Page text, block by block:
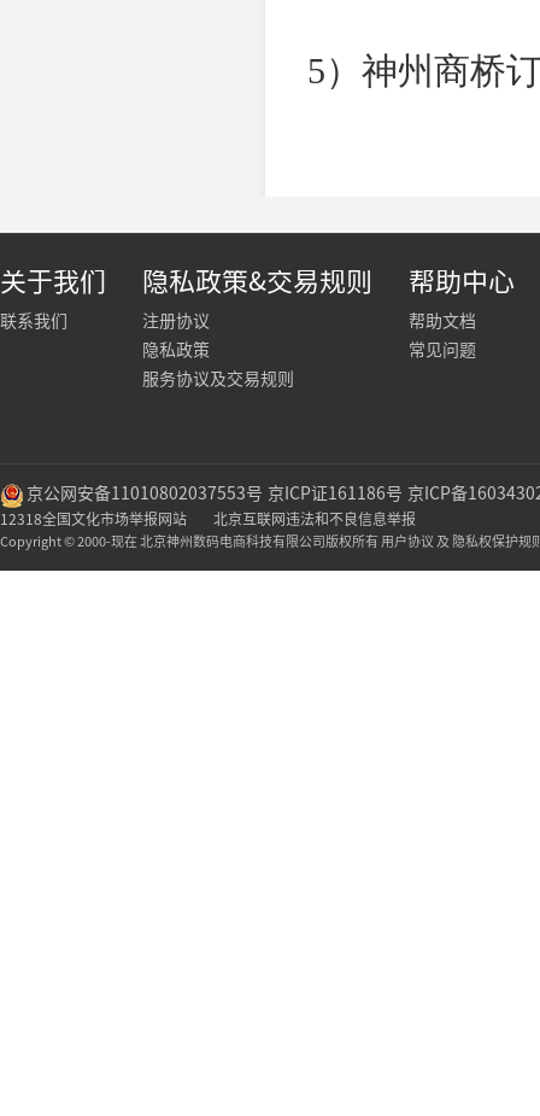
5）神州商桥
关于我们
联系我们
隐私政策&交易规则
注册协议
隐私政策
服务协议及交易规则
帮助中心
帮助文档
常见问题
京公网安备11010802037553号 京ICP证161186号 京ICP备
12318全国文化市场举报网站 北京互联网违法和不良信息举报
Copyright © 2000-现在 北京神州数码电商科技有限公司版权所有 用户协议 及 隐私权保护规